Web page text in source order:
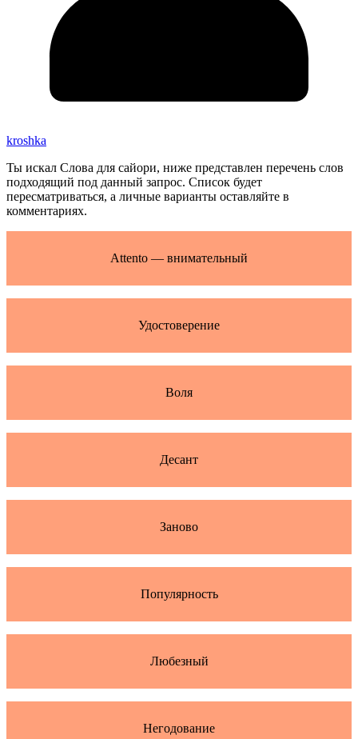
kroshka
Ты искал Слова для сайори, ниже представлен перечень слов
подходящий под данный запрос. Список будет
пересматриваться, а личные варианты оставляйте в
комментариях.
Attento — внимательный
Удостоверение
Воля
Десант
Заново
Популярность
Любезный
Негодование